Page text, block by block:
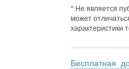
* Не является
может
характеристики
Бесплатная